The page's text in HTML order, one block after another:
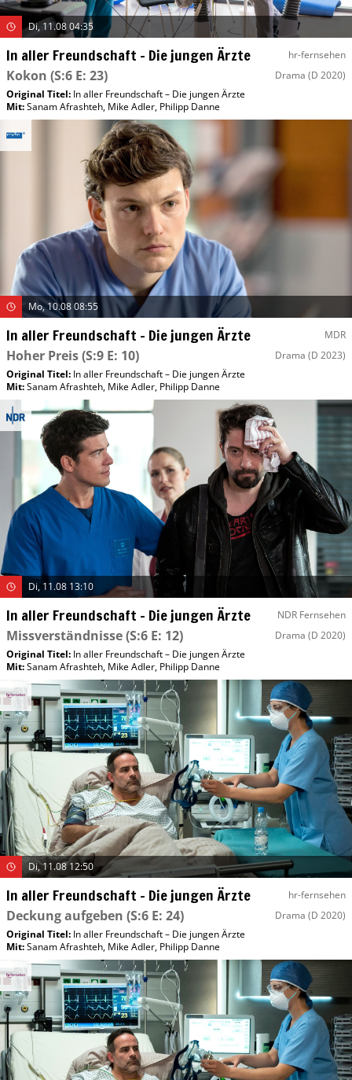
Di, 11.08 04:35
In aller Freundschaft – Die jungen Ärzte hr-fernsehen
Kokon (S:6 E: 23) Drama (D 2020)
Original Titel: In aller Freundschaft – Die jungen Ärzte
Mit:Sanam Afrashteh, Mike Adler, Philipp Danne
Mo, 10.08 08:55
In aller Freundschaft – Die jungen Ärzte MDR
Hoher Preis(S:9 E: 10) Drama (D 2023)
Original Titel: In aller Freundschaft – Die jungen Ärzte
Mit:Sanam Afrashteh, Mike Adler, Philipp Danne
Di, 11.08 13:10
In aller Freundschaft – Die jungen Ärzte NDR Fernsehen
Missverständnisse(S:6 E: 12) Drama (D 2020)
Original Titel: In aller Freundschaft – Die jungen Ärzte
Mit:Sanam Afrashteh, Mike Adler, Philipp Danne
Di, 11.08 12:50
In aller Freundschaft – Die jungen Ärzte hr-fernsehen
Deckung aufgeben (S:6 E: 24) Drama (D 2020)
Original Titel: In aller Freundschaft – Die jungen Ärzte
Mit:Sanam Afrashteh, Mike Adler, Philipp Danne